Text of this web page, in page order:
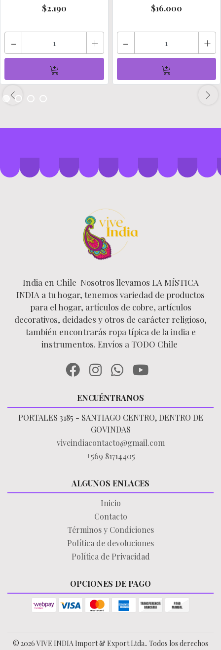
$2.190
- +
$16.000
- +
India en Chile Nosotros llevamos LA MÍSTICA
INDIA a tu hogar, tenemos variedad de productos
para el hogar, artículos de cobre, artículos
decorativos, deidades y otros de carácter religioso,
también encontrarás ropa típica de la india e
instrumentos. Envíos a TODO Chile
ENCUÉNTRANOS
PORTALES 3185 - SANTIAGO CENTRO, DENTRO DE
GOVINDAS
viveindiacontacto@gmail.com
+569 81714405
ALGUNOS ENLACES
Inicio
Contacto
Términos y Condiciones
Política de devoluciones
Política de Privacidad
OPCIONES DE PAGO
© 2026 VIVE INDIA Import & Export Ltda.. Todos los derechos